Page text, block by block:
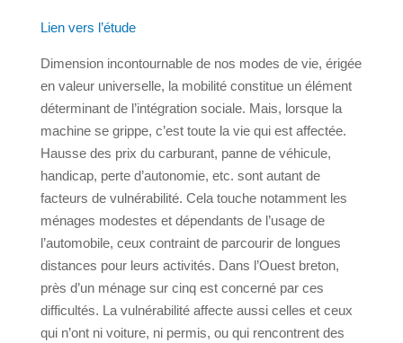
Lien vers l’étude
Dimension incontournable de nos modes de vie, érigée
en valeur universelle, la mobilité constitue un élément
déterminant de l’intégration sociale. Mais, lorsque la
machine se grippe, c’est toute la vie qui est affectée.
Hausse des prix du carburant, panne de véhicule,
handicap, perte d’autonomie, etc. sont autant de
facteurs de vulnérabilité. Cela touche notamment les
ménages modestes et dépendants de l’usage de
l’automobile, ceux contraint de parcourir de longues
distances pour leurs activités. Dans l’Ouest breton,
près d’un ménage sur cinq est concerné par ces
difficultés. La vulnérabilité affecte aussi celles et ceux
qui n’ont ni voiture, ni permis, ou qui rencontrent des